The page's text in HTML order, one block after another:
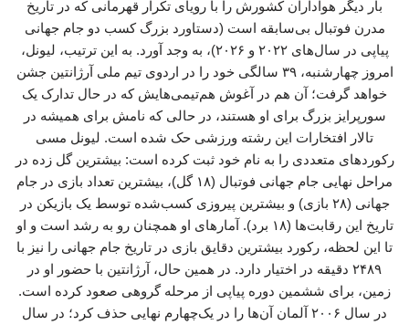
بار دیگر هواداران کشورش را با رویای تکرار قهرمانی که در تاریخ
مدرن فوتبال بی‌سابقه است (دستاورد بزرگ کسب دو جام جهانی
پیاپی در سال‌های ۲۰۲۲ و ۲۰۲۶)، به وجد آورد. به این ترتیب، لیونل،
امروز چهارشنبه، ۳۹ سالگی خود را در اردوی تیم ملی آرژانتین جشن
خواهد گرفت؛ آن هم در آغوش هم‌تیمی‌هایش که در حال تدارک یک
سورپرایز بزرگ برای او هستند، در حالی که نامش برای همیشه در
تالار افتخارات این رشته ورزشی حک شده است. لیونل مسی
رکوردهای متعددی را به نام خود ثبت کرده است: بیشترین گل زده در
مراحل نهایی جام جهانی فوتبال (۱۸ گل)، بیشترین تعداد بازی در جام
جهانی (۲۸ بازی) و بیشترین پیروزی کسب‌شده توسط یک بازیکن در
تاریخ این رقابت‌ها (۱۸ برد). آمارهای او همچنان رو به رشد است و او
تا این لحظه، رکورد بیشترین دقایق بازی در تاریخ جام جهانی را نیز با
۲۴۸۹ دقیقه در اختیار دارد. در همین حال، آرژانتین با حضور او در
زمین، برای ششمین دوره پیاپی از مرحله گروهی صعود کرده است.
در سال ۲۰۰۶ آلمان آن‌ها را در یک‌چهارم نهایی حذف کرد؛ در سال